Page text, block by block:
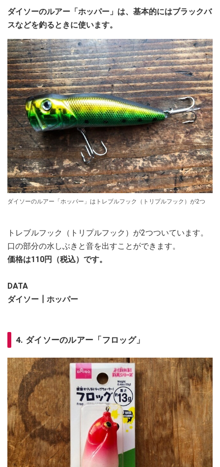
ダイソーのルアー「ホッパー」は、基本的にはブラックバ
スなどを釣るときに使います。
ダイソーのルアー「ホッパー」はトレブルフック（トリプルフック）が2つ
トレブルフック（トリプルフック）が2つついています。
口の部分の水しぶきと音を出すことができます。
価格は110円（税込）です。
DATA
ダイソー┃ホッパー
4. ダイソーのルアー「フロッグ」